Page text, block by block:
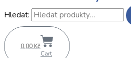
Hledat:
0,00 Kč
Cart